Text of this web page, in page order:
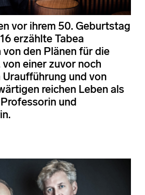
vor ihrem 50. Geburtstag
erzählte Tabea
von den Plänen für die
einer zuvor noch
und von
reichen Leben als
und